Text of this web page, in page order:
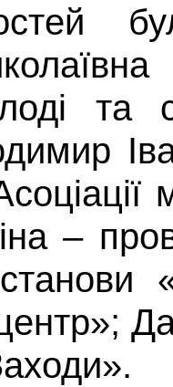
та
–